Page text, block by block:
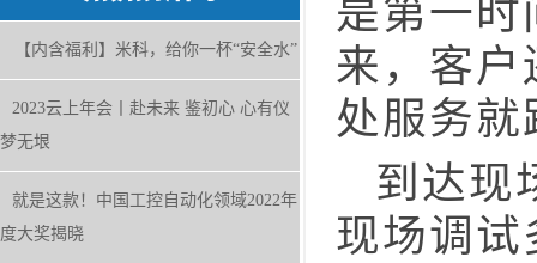
【内含福利】米科，给你一杯“安全水”
2023云上年会丨赴未来 鉴初心 心有仪
梦无垠
就是这款！中国工控自动化领域2022年
度大奖揭晓
是第一
来，客
处服务
到达现
现场调试